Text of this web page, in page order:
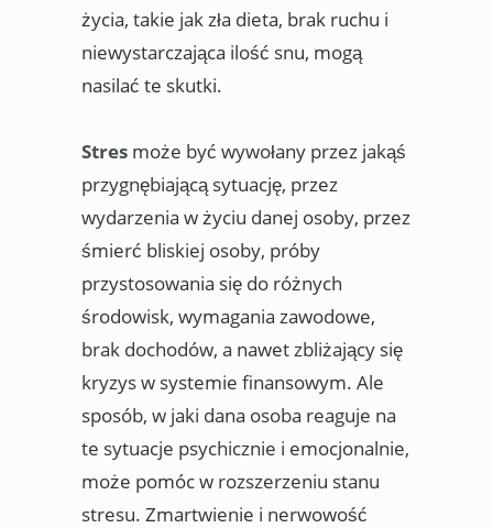
życia, takie jak zła dieta, brak ruchu i
niewystarczająca ilość snu, mogą
nasilać te skutki.
Stres może być wywołany przez jakąś
przygnębiającą sytuację, przez
wydarzenia w życiu danej osoby, przez
śmierć bliskiej osoby, próby
przystosowania się do różnych
środowisk, wymagania zawodowe,
brak dochodów, a nawet zbliżający się
kryzys w systemie finansowym. Ale
sposób, w jaki dana osoba reaguje na
te sytuacje psychicznie i emocjonalnie,
może pomóc w rozszerzeniu stanu
stresu. Zmartwienie i nerwowość